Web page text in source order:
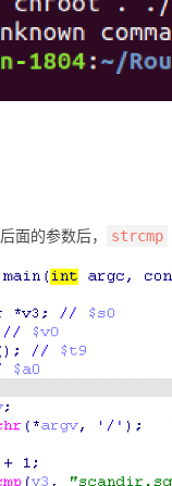
后面的参数后， strcmp